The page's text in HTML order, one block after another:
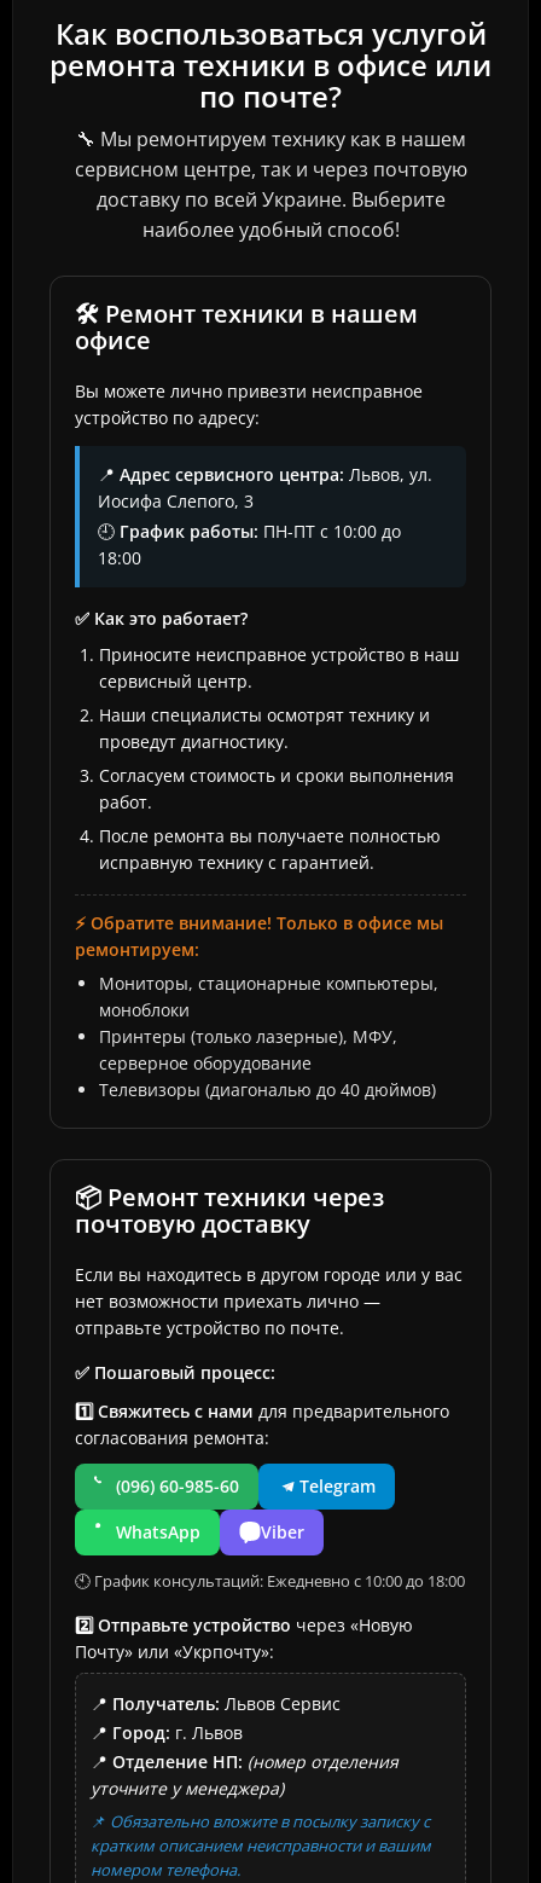
Как воспользоваться услугой
ремонта техники в офисе или
по почте?
🔧 Мы ремонтируем технику как в нашем
сервисном центре, так и через почтовую
доставку по всей Украине. Выберите
наиболее удобный способ!
🛠️ Ремонт техники в нашем
офисе
Вы можете лично привезти неисправное
устройство по адресу:
📍 Адрес сервисного центра: Львов, ул.
Иосифа Слепого, 3
🕘 График работы: ПН-ПТ с 10:00 до
18:00
✅ Как это работает?
Приносите неисправное устройство в наш
сервисный центр.
Наши специалисты осмотрят технику и
проведут диагностику.
Согласуем стоимость и сроки выполнения
работ.
После ремонта вы получаете полностью
исправную технику с гарантией.
⚡ Обратите внимание! Только в офисе мы
ремонтируем:
Мониторы, стационарные компьютеры,
моноблоки
Принтеры (только лазерные), МФУ,
серверное оборудование
Телевизоры (диагональю до 40 дюймов)
📦 Ремонт техники через
почтовую доставку
Если вы находитесь в другом городе или у вас
нет возможности приехать лично —
отправьте устройство по почте.
✅ Пошаговый процесс:
1️⃣ Свяжитесь с нами для предварительного
согласования ремонта:
(096) 60-985-60
Telegram
WhatsApp
Viber
🕙 График консультаций: Ежедневно с 10:00 до 18:00
2️⃣ Отправьте устройство через «Новую
Почту» или «Укрпочту»:
📍 Получатель: Львов Сервис
📍 Город: г. Львов
📍 Отделение НП: (номер отделения
уточните у менеджера)
📌 Обязательно вложите в посылку записку с
кратким описанием неисправности и вашим
номером телефона.